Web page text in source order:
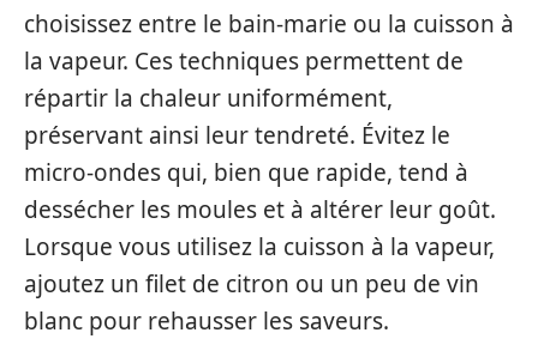
choisissez entre le bain-marie ou la cuisson à
la vapeur. Ces techniques permettent de
répartir la chaleur uniformément,
préservant ainsi leur tendreté. Évitez le
micro-ondes qui, bien que rapide, tend à
dessécher les moules et à altérer leur goût.
Lorsque vous utilisez la cuisson à la vapeur,
ajoutez un filet de citron ou un peu de vin
blanc pour rehausser les saveurs.